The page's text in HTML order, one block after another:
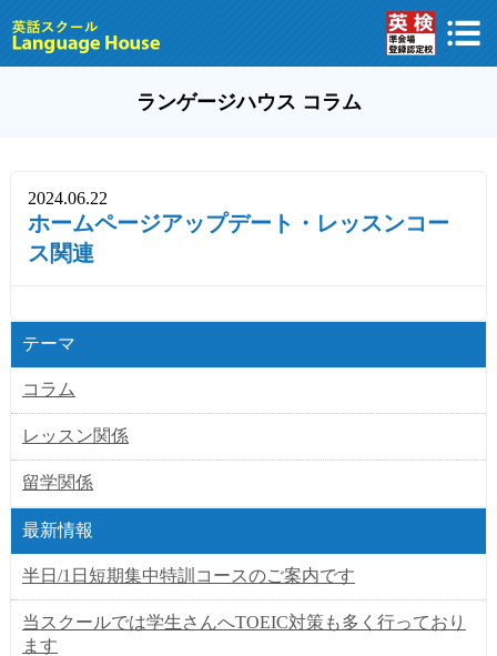
ランゲージハウス コラム
2024.06.22
ホームページアップデート・レッスンコー
ス関連
テーマ
コラム
レッスン関係
留学関係
最新情報
半日/1日短期集中特訓コースのご案内です
当スクールでは学生さんへTOEIC対策も多く行っており
ます